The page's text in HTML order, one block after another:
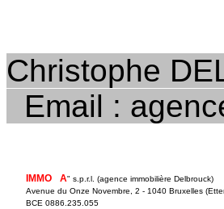
Christophe
Email :
IMMO A" s.p.r.l. (agence immobilière Delbrouck)
Avenue du Onze Novembre, 2 - 1040 Bruxelles
BCE 0886.235.055